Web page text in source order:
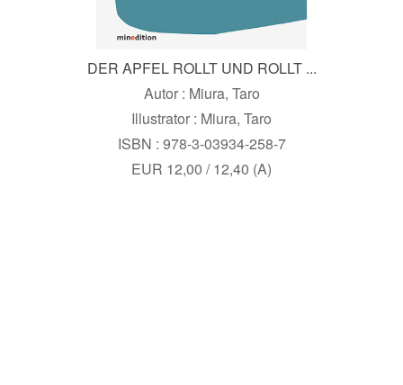
DER APFEL ROLLT UND ROLLT ...
Autor : Miura, Taro
Illustrator : Miura, Taro
ISBN : 978-3-03934-258-7
EUR 12,00 / 12,40 (A)